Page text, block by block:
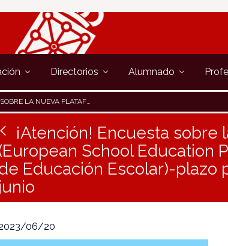
Directorios Alumnado
/ PLATAFORMA EUROPEA DE EDUCACIÓN ESCOLAR)-PLAZO PARA RESPONDER HASTA EL 30 DE JUNIO
¡Atención! Encuesta sobre
School Education
Educación Escolar)-plazo
junio
06/20